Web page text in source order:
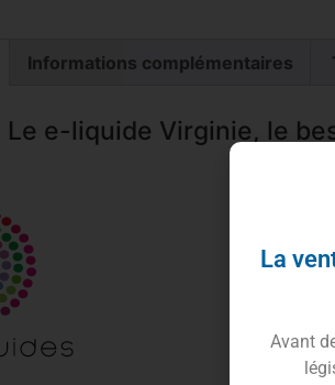
Informations complémentaires
Le e-liquide Virginie, le
La
Avant